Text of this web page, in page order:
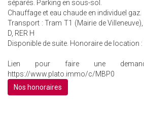
séparés. Parking en sous-sol.
Chauffage et eau chaude en individuel gaz.
Transport : Tram T1 (Mairie de
D, RER H
Disponible de suite. Honoraire de location
Lien pour faire une
https://www.plato.immo/c/MBP0
Nos honoraires